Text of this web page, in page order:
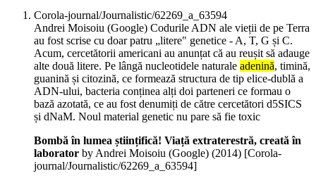
Corola-journal/Journalistic/62269_a_63594
Andrei Moisoiu (Google) Codurile ADN ale vieții de pe Terra
au fost scrise cu doar patru „litere" genetice - A, T, G și C.
Acum, cercetătorii americani au anunțat că au reușit să adauge
alte două litere. Pe lângă nucleotidele naturale adenină, timină,
guanină și citozină, ce formează structura de tip elice-dublă a
ADN-ului, bacteria conținea alți doi parteneri ce formau o
bază azotată, ce au fost denumiți de către cercetători d5SICS
și dNaM. Noul material genetic nu pare să fie toxic
Bombă în lumea științifică! Viață extraterestră, creată în
laborator by Andrei Moisoiu (Google) (2014) [Corola-
journal/Journalistic/62269_a_63594]